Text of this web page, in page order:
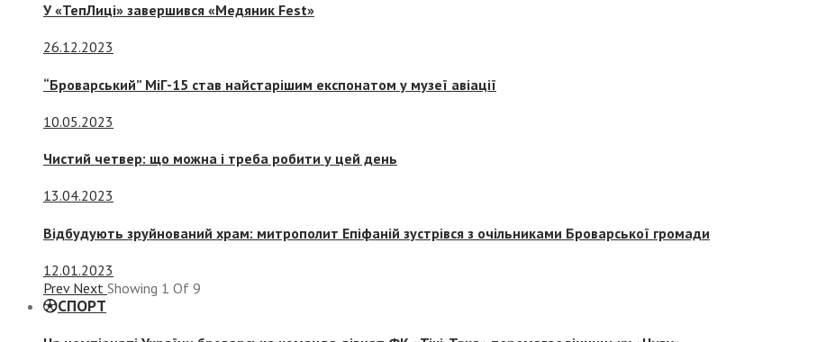
У «ТепЛиці» завершився «Медяник Fest»
26.12.2023
“Броварський” МіГ-15 став найстарішим експонатом у музеї авіації
10.05.2023
Чистий четвер: що можна і треба робити у цей день
13.04.2023
Відбудують зруйнований храм: митрополит Епіфаній зустрівся з очільниками Броварської громади
12.01.2023
Prev Next Showing 1 Of 9
СПОРТ